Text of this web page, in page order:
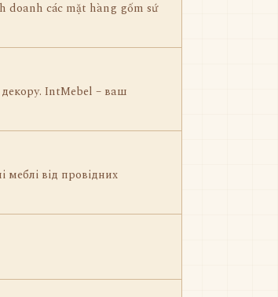
doanh các mặt hàng gốm sứ
декору. IntMebel – ваш
від провідних